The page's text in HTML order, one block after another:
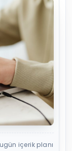
içerik planı